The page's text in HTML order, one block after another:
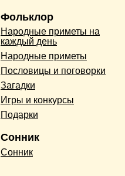
Фольклор
Народные приметы на
каждый день
Народные приметы
Пословицы и поговорки
Загадки
Игры и конкурсы
Подарки
Сонник
Сонник